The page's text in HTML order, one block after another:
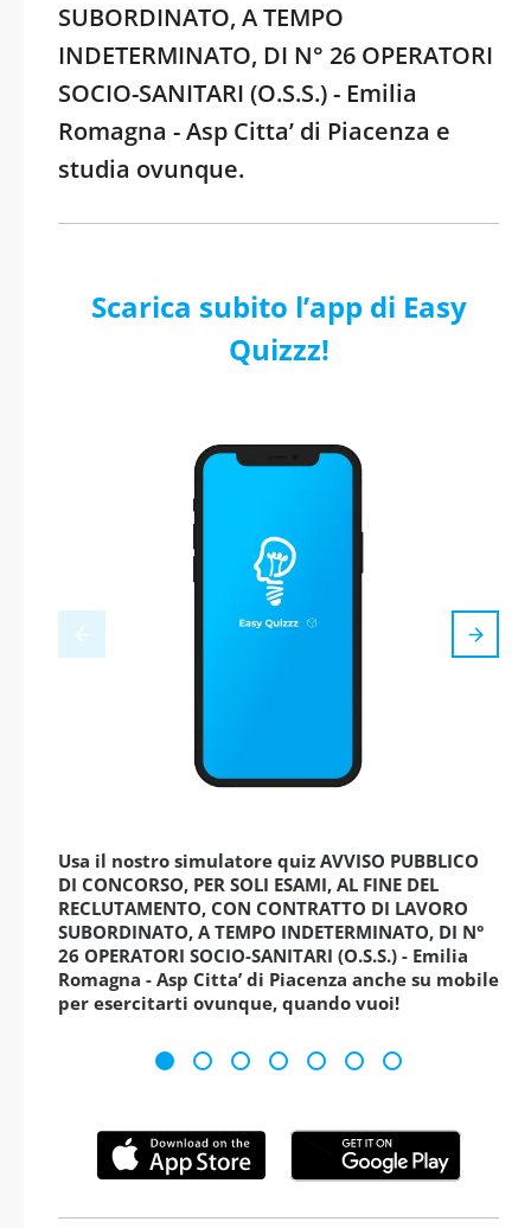
SUBORDINATO, A TEMPO
INDETERMINATO, DI N° 26 OPERATORI
SOCIO-SANITARI (O.S.S.) - Emilia
Romagna - Asp Citta’ di Piacenza e
studia ovunque.
Scarica subito l’app di Easy
Quizzz!
Usa il nostro simulatore quiz AVVISO PUBBLICO
DI CONCORSO, PER SOLI ESAMI, AL FINE DEL
RECLUTAMENTO, CON CONTRATTO DI LAVORO
SUBORDINATO, A TEMPO INDETERMINATO, DI N°
26 OPERATORI SOCIO-SANITARI (O.S.S.) - Emilia
Romagna - Asp Citta’ di Piacenza anche su mobile
per esercitarti ovunque, quando vuoi!